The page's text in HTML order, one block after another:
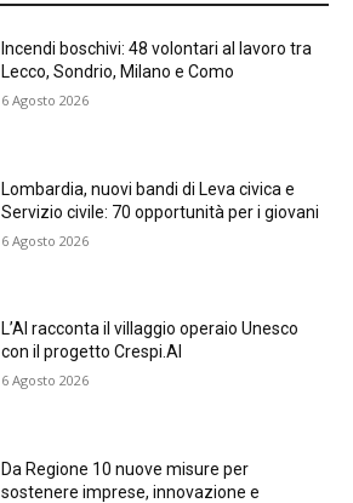
Incendi boschivi: 48 volontari al lavoro tra
Lecco, Sondrio, Milano e Como
6 Agosto 2026
Lombardia, nuovi bandi di Leva civica e
Servizio civile: 70 opportunità per i giovani
6 Agosto 2026
L’AI racconta il villaggio operaio Unesco
con il progetto Crespi.AI
6 Agosto 2026
Da Regione 10 nuove misure per
sostenere imprese, innovazione e